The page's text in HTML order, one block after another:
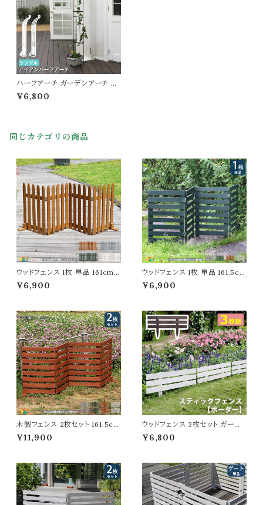
ハーフアーチ ガーデンアーチ 55
cm幅 1台 単品 ダークブロンズ
ホワイト 白 庭 ガーデニング バラ
庭園 園芸 春 夏 秋 冬 プランタ
¥6,800
同じカテゴリの商品
ウッドフェンス 1枚 単品 161cm
幅 ダークグリーン ライトブラウン
グレー ホワイト 木製フェンス ガ
m おすすめ おしゃれ 北欧 モダ
ン スタイリッシュ 庭のフェンス
境界線 間仕切り 目隠し 折りた
たみ式フェンス
¥6,900
ウッドフェンス 1枚 単品 161.5cm
幅 ボーダーフェンス ホワイト グ
レー ライトブラウン ダークグリー
22cm 高さ61cm おすすめ おし
ゃれ 北欧 モダン 天然木 庭のフ
ェンス 境界線 玄関 花壇 庭 ガ
ーデニング 駐車場
¥6,900
木製フェンス 2枚セット 161.5cm
幅 ボーダーフェンス ライトブラウ
ン ホワイト ダークグリーン グレー
cm 高さ61cm おすすめ おしゃ
れ 北欧 モダン 天然木 庭のフェ
ンス 境界線 玄関 庭園 花壇 庭
ガーデニング
¥11,900
ウッドフェンス 3枚セット ガーデ
ンフェンス 80cm幅 ダークブラ
ウン ホワイト 茶色 白 木製フェン
ガーデニング 境界線 間仕切り
庭のフェンス 差し込み式 スティ
ックフェンス 目隠し モダン 花壇
のフェンス 3枚組
¥6,800